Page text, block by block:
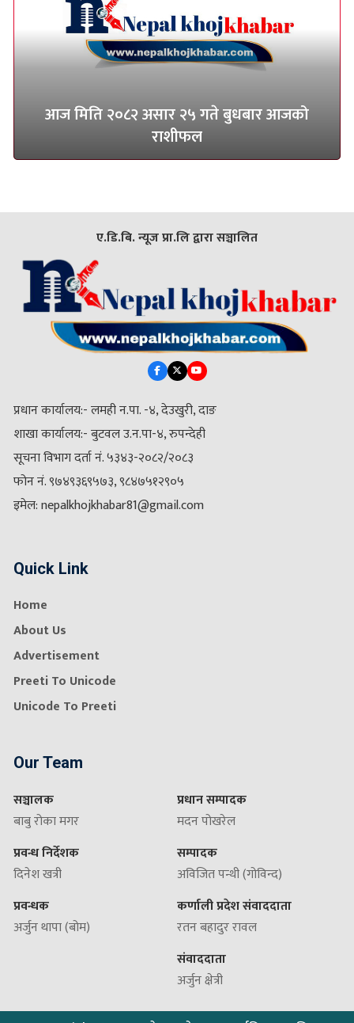
आज मिति २०८२ असार २५ गते बुधबार आजको
राशीफल
ए.डि.बि. न्यूज प्रा.लि द्वारा सञ्चालित
प्रधान कार्यालय:- लमही न.पा. -४, देउखुरी, दाङ
शाखा कार्यालय:- बुटवल उ.न.पा-४, रुपन्देही
सूचना विभाग दर्ता नं. ५३४३-२०८२/२०८३
फोन नं. ९७४९३६९५७३, ९८४७५१२९०५
इमेल: nepalkhojkhabar81@gmail.com
Quick Link
Home
About Us
Advertisement
Preeti To Unicode
Unicode To Preeti
Our Team
सञ्चालक
बाबु रोका मगर
प्रवन्ध निर्देशक
दिनेश खत्री
प्रवन्धक
अर्जुन थापा (बोम)
प्रधान सम्पादक
मदन पोखरेल
सम्पादक
अविजित पन्थी (गोविन्द)
कर्णाली प्रदेश संवाददाता
रतन बहादुर रावल
संवाददाता
अर्जुन क्षेत्री